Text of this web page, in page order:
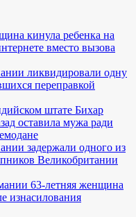
кинула ребенка на
вместо вызова
ликвидировали одну
переправкой
штате Бихар
оставила мужа ради
задержали одного из
Великобритании
63-летняя женщина
изнасилования